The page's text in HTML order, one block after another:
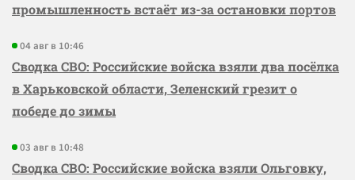
промышленность встаёт из-за остановки портов
04 авг в 10:46
Сводка СВО: Российские войска взяли два посёлка
в Харьковской области, Зеленский грезит о
победе до зимы
03 авг в 10:48
Сводка СВО: Российские войска взяли Ольговку,